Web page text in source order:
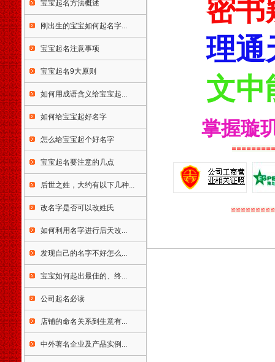
澳门特别行政区台湾省台北市
高雄市基隆市台中市台南市新
竹市嘉义市板桥市宜兰市竹北
市桃园市苗栗市丰原市彰化市
南投市太保市斗六市新营市凤
山市屏东市台东市花莲市马公
生辰八字算命姓名测试打分免
费婴儿起名测名易经周易改名
取名字楼盘小区命名风水布局
策划易学培训书籍光盘万年历
卦六爻紫微斗数公司家庭风水
调理星相命理运程占卜起名改
名周易易经姓名学星座奇门遁
甲太乙测字解梦宝宝取名起名
免费起名免费在线改名算命解
梦八字排盘手机号码吉凶
天津宝宝起名，天津起名公
司，天津玄术子起名，天津
天津婴儿起名，天津饭店起
名，天津起名咨询，天津起
名武清起名，天津起名大港
起名，天津起名塘沽起名，
天津起名汉沽起名，天津起
名宝坻起名，天津起名蓟县
宝宝起名方法概述
刚出生的宝宝如何起名字...
宝宝起名注意事项
宝宝起名9大原则
如何用成语含义给宝宝起...
如何给宝宝起好名字
怎么给宝宝起个好名字
宝宝起名要注意的几点
后世之姓，大约有以下几种...
改名字是否可以改姓氏
如何利用名字进行后天改...
发现自己的名字不好怎么...
宝宝如何起出最佳的、终...
公司起名必读
店铺的命名关系到生意有...
中外著名企业及产品实例...
密书
理通
文中
掌握璇